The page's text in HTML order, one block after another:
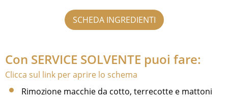
SCHEDA INGREDIENTI
Con SERVICE SOLVENTE puoi fare:
Clicca sul link per aprire lo schema
Rimozione macchie da cotto, terrecotte e mattoni